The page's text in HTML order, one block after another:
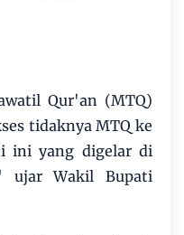
Qur'an (MTQ)
tidaknya MTQ ke
ini yang digelar di
ujar Wakil Bupati